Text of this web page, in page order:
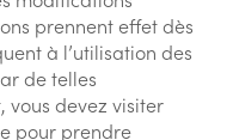
prennent effet dès
à l’utilisation des
de telles
vous devez visiter
pour prendre